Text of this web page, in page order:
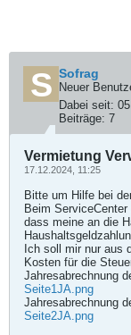
Sofrag
Neuer
Dabei seit:
Beiträge: 7
Vermietung
17.12.2024, 11:25
Bitte um Hilfe bei
Beim
dass meine an die
Ich soll mir nur aus
Kosten für die
Jahresabrechnung
Seite1JA.png
Jahresabrechnung
Seite2JA.png